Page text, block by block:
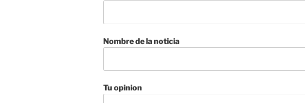
Nombre de la noticia
Tu opinion